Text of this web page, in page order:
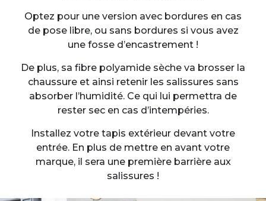
Optez pour une version avec bordures en cas
de pose libre, ou sans bordures si vous avez
une fosse d’encastrement !
De plus, sa fibre polyamide sèche va brosser la
chaussure et ainsi retenir les salissures sans
absorber l’humidité. Ce qui lui permettra de
rester sec en cas d’intempéries.
Installez votre tapis extérieur devant votre
entrée. En plus de mettre en avant votre
marque, il sera une première barrière aux
salissures !